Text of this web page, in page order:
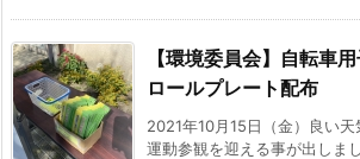
【環境委員会】自転車
ロールプレート配布
2021年10月15日（金）良い
運動参観を迎える事が出しま